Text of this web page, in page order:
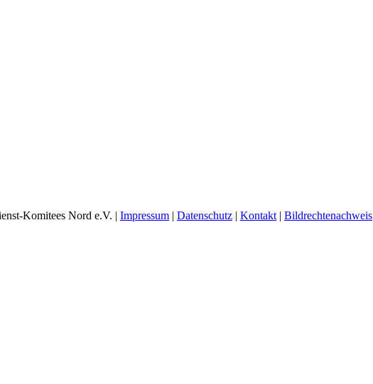
Komitees Nord e.V. | Impressum | Datenschutz | Kontakt | Bildrechtenachweis